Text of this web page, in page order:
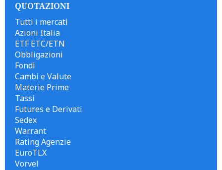
QUOTAZIONI
Tutti i mercati
Azioni Italia
ETF ETC/ETN
Obbligazioni
Fondi
Cambi e Valute
Materie Prime
Tassi
Futures e Derivati
Sedex
Warrant
Rating Agenzie
EuroTLX
Vorvel